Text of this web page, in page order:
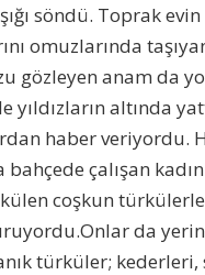
söndü. Toprak
omuzlarında
gözleyen anam da
altında
haber veriyordu.
çalışan
coşkun
da
türküler;